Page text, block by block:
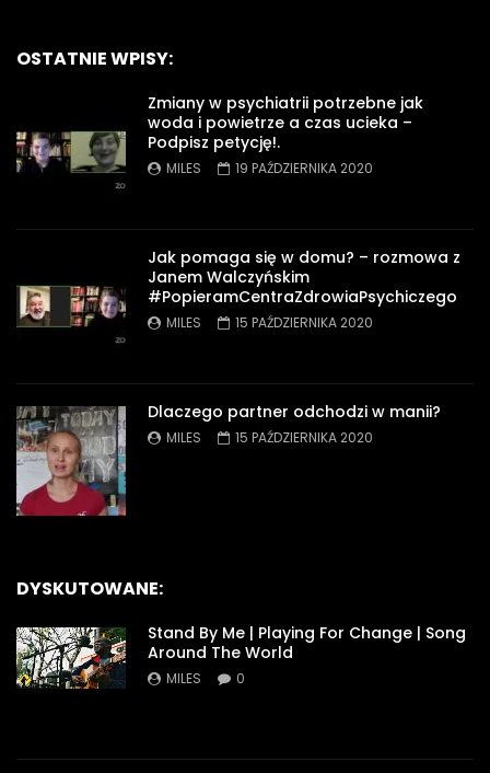
OSTATNIE WPISY:
Zmiany w psychiatrii potrzebne jak
woda i powietrze a czas ucieka –
Podpisz petycję!.
MILES 19 PAŹDZIERNIKA 2020
Jak pomaga się w domu? – rozmowa z
Janem Walczyńskim
#PopieramCentraZdrowiaPsychiczego
MILES 15 PAŹDZIERNIKA 2020
Dlaczego partner odchodzi w manii?
MILES 15 PAŹDZIERNIKA 2020
DYSKUTOWANE:
Stand By Me | Playing For Change | Song
Around The World
MILES 0